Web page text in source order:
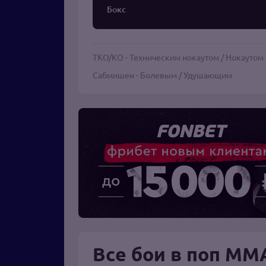
Бокс
TKO/KO - Техническим нокаутом / Нокаутом
Сабмишен - Болевым / Удушающим
Все бои в поп